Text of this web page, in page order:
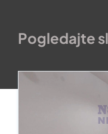
Pogledajte